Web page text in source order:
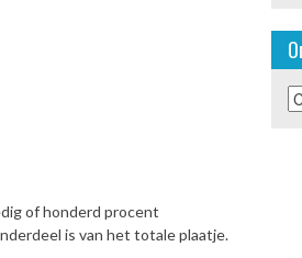
of honderd procent
is van het totale plaatje.